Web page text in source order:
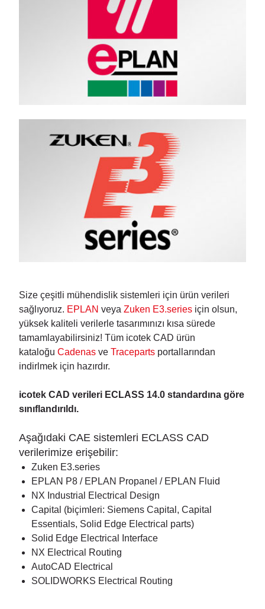
Size çeşitli mühendislik sistemleri için ürün verileri
sağlıyoruz. EPLAN veya Zuken E3.series için olsun,
yüksek kaliteli verilerle tasarımınızı kısa sürede
tamamlayabilirsiniz! Tüm icotek CAD ürün
kataloğu Cadenas ve Traceparts portallarından
indirlmek için hazırdır.
icotek CAD verileri ECLASS 14.0 standardına göre
sınıflandırıldı.
Aşağıdaki CAE sistemleri ECLASS CAD
verilerimize erişebilir:
Zuken E3.series
EPLAN P8 / EPLAN Propanel / EPLAN Fluid
NX Industrial Electrical Design
Capital (biçimleri: Siemens Capital, Capital
Essentials, Solid Edge Electrical parts)
Solid Edge Electrical Interface
NX Electrical Routing
AutoCAD Electrical
SOLIDWORKS Electrical Routing